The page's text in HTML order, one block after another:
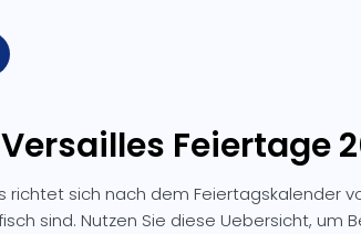
Feiertage
richtet sich nach dem Feiertagskalender
sind. Nutzen Sie diese Uebersicht, um